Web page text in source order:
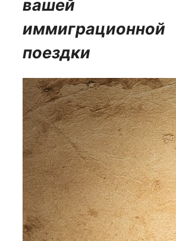
вашей
иммиграционной
поездки